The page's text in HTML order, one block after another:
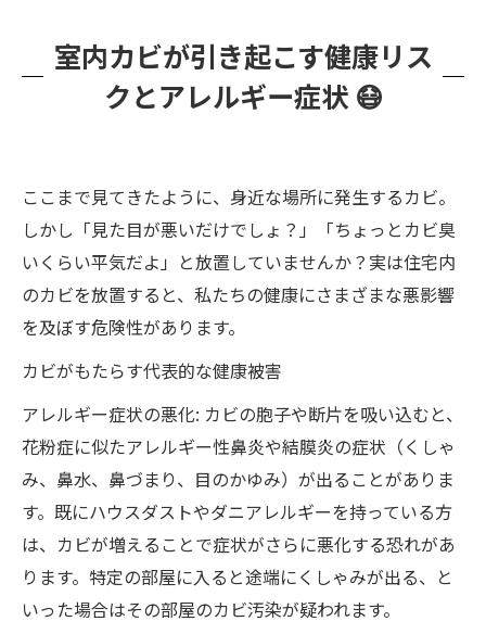
室内カビが引き起こす健康リス
クとアレルギー症状 😷
ここまで見てきたように、身近な場所に発生するカビ。
しかし「見た目が悪いだけでしょ？」「ちょっとカビ臭
いくらい平気だよ」と放置していませんか？実は住宅内
のカビを放置すると、私たちの健康にさまざまな悪影響
を及ぼす危険性があります。
カビがもたらす代表的な健康被害
アレルギー症状の悪化: カビの胞子や断片を吸い込むと、
花粉症に似たアレルギー性鼻炎や結膜炎の症状（くしゃ
み、鼻水、鼻づまり、目のかゆみ）が出ることがありま
す。既にハウスダストやダニアレルギーを持っている方
は、カビが増えることで症状がさらに悪化する恐れがあ
ります。特定の部屋に入ると途端にくしゃみが出る、と
いった場合はその部屋のカビ汚染が疑われます。